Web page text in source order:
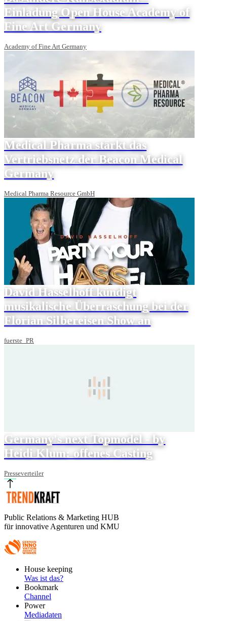
Einladung Open House Academy of
Fine Art Germany
Academy of Fine Art Germany
Medical Pharma stärkt das
Vertriebsnetz der Beacon Medical
Germany
Medical Pharma Resource GmbH
David Hasselhoff kündigt
musikalische Überraschung bei der
Florian Silbereisen Show an
fuerste_PR
Germany's next Topmodel - by
Heidi Klum: offenes Casting
Presseverteiler
Public Relations & Marketing HUB
für innovative Agenturen und KMU
FooterHouse keeping
Was ist das?
Bookmark
Channel
Power
Mediadaten